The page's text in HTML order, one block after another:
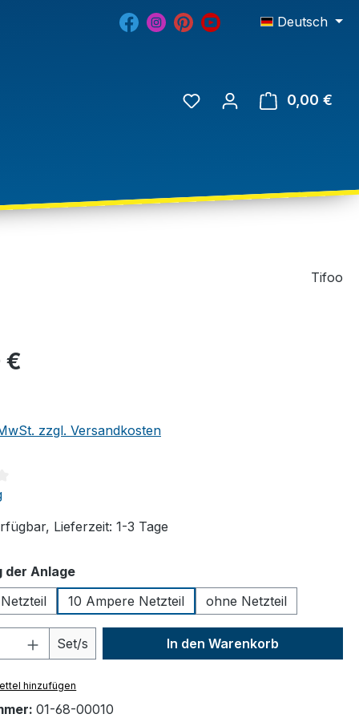
Deutsch
0,00 €
Tifoo
€
zzgl. Versandkosten
Bewertung von 4 von 5 Sternen
Lieferzeit: 1-3 Tage
der Anlageauswählen
10 Ampere Netzteil ohne Netzteil
Gib den gewünschten Wert
Set/s In den Warenkorb
hinzufügen
01-68-00010